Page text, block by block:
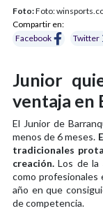
Foto:Foto:
Compartir en:
Facebook
Twitter
Junior
ventaja en
El Junior de
menos de 6 meses.
tradicionales
creación. Los de la
como
año en que
de competencia.